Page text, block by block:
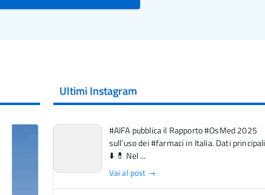
Ultimi Instagram
#AIFA pubblica il Rapporto #OsMed 2025
sull’uso dei #farmaci in Italia. Dati principali
⬇️ 💊 Nel ...
Vai al post →